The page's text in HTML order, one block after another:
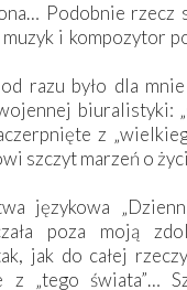
Podobnie rzecz
i kompozytor
razu było dla
biuralistyki:
z
szczyt marzeń o
językowa
poza moją
jak do całej
z „tego świata”…